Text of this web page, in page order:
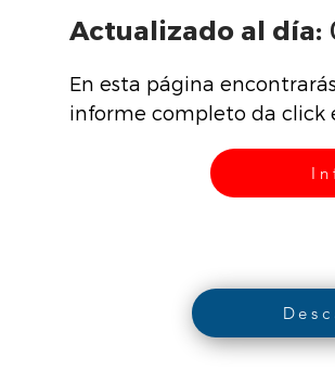
Actualizado al día:
En esta página
informe completo da click